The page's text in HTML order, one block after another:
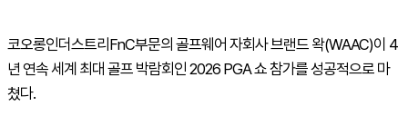
코오롱인더스트리 FnC부문의 골프웨어 자회사 브랜드 왁(WAAC)이 4
년 연속 세계 최대 골프 박람회인 2026 PGA쇼 참가를 성공적으로 마
쳤다.